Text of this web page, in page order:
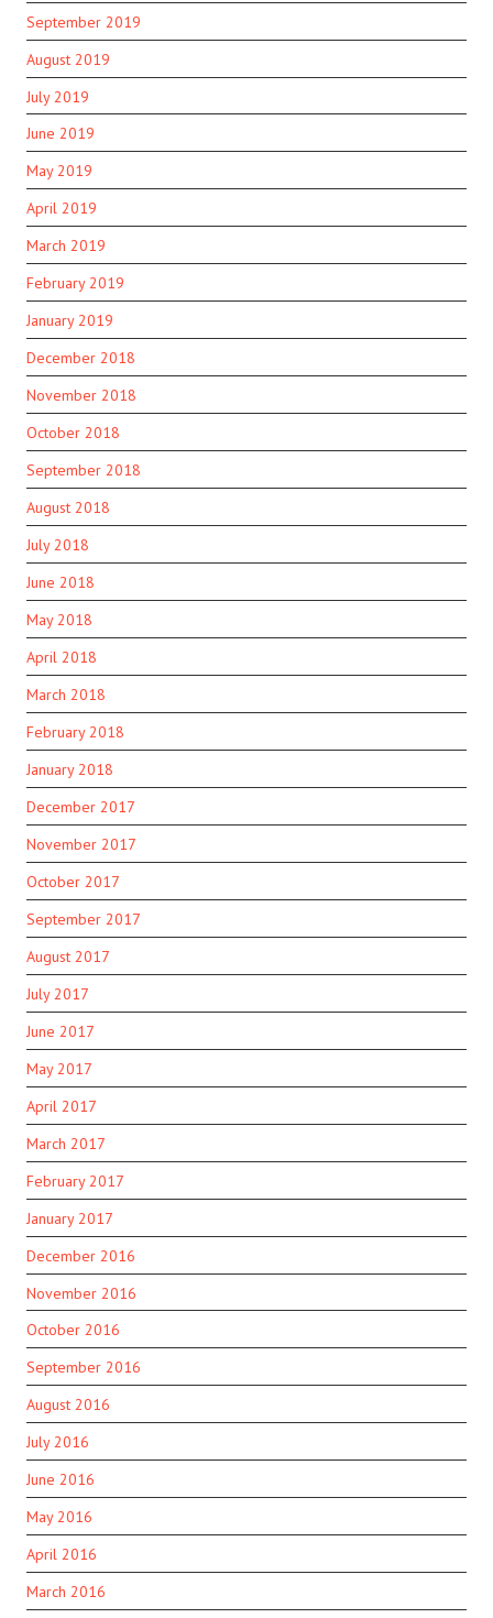
September 2019
August 2019
July 2019
June 2019
May 2019
April 2019
March 2019
February 2019
January 2019
December 2018
November 2018
October 2018
September 2018
August 2018
July 2018
June 2018
May 2018
April 2018
March 2018
February 2018
January 2018
December 2017
November 2017
October 2017
September 2017
August 2017
July 2017
June 2017
May 2017
April 2017
March 2017
February 2017
January 2017
December 2016
November 2016
October 2016
September 2016
August 2016
July 2016
June 2016
May 2016
April 2016
March 2016